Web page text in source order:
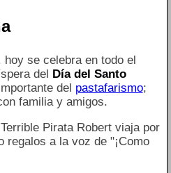
se celebra en todo el
del Día del Santo
del pastafarismo;
familia y amigos.
Pirata Robert viaja por
regalos a la voz de "¡Como